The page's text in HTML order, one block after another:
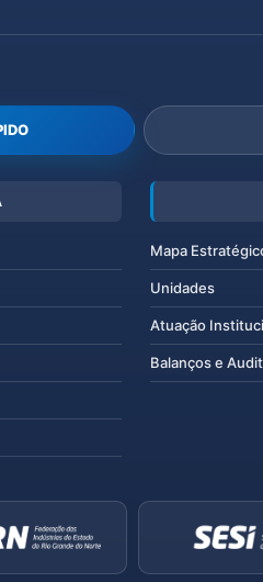
Mapa
Unidades
Atuação
Balanços e